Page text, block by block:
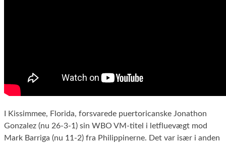
I Kissimmee, Florida, forsvarede puertoricanske Jonathon
Gonzalez (nu 26-3-1) sin WBO VM-titel i letfluevægt mod
Mark Barriga (nu 11-2) fra Philippinerne. Det var især i anden